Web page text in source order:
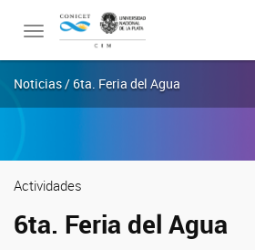
Toggle
navigation
Noticias / 6ta. Feria del Agua
Actividades
6ta. Feria del Agua